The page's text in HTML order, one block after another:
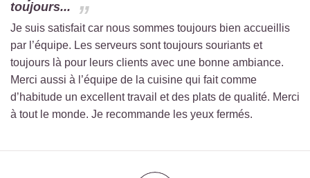
toujours...
Je suis satisfait car nous sommes toujours bien accueillis
par l’équipe. Les serveurs sont toujours souriants et
toujours là pour leurs clients avec une bonne ambiance.
Merci aussi à l’équipe de la cuisine qui fait comme
d’habitude un excellent travail et des plats de qualité. Merci
à tout le monde. Je recommande les yeux fermés.